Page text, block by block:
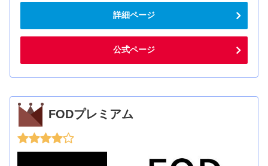
詳細ページ
公式ページ
FODプレミアム